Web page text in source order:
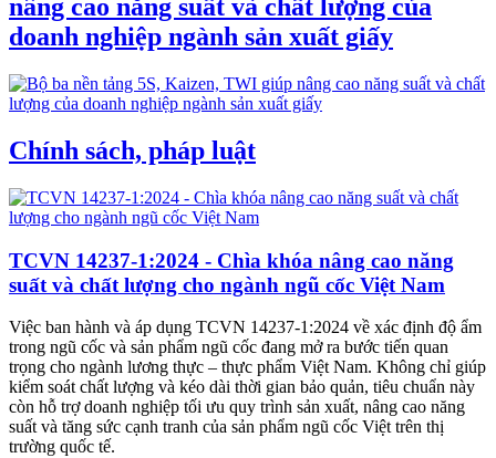
nâng cao năng suất và chất lượng của
doanh nghiệp ngành sản xuất giấy
Chính sách, pháp luật
TCVN 14237-1:2024 - Chìa khóa nâng cao năng
suất và chất lượng cho ngành ngũ cốc Việt Nam
Việc ban hành và áp dụng TCVN 14237-1:2024 về xác định độ ẩm
trong ngũ cốc và sản phẩm ngũ cốc đang mở ra bước tiến quan
trọng cho ngành lương thực – thực phẩm Việt Nam. Không chỉ giúp
kiểm soát chất lượng và kéo dài thời gian bảo quản, tiêu chuẩn này
còn hỗ trợ doanh nghiệp tối ưu quy trình sản xuất, nâng cao năng
suất và tăng sức cạnh tranh của sản phẩm ngũ cốc Việt trên thị
trường quốc tế.